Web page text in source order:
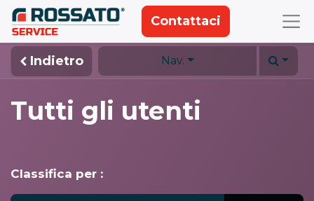
Contattaci
Indietro Nav.
Tutti gli utenti
Classifica per :